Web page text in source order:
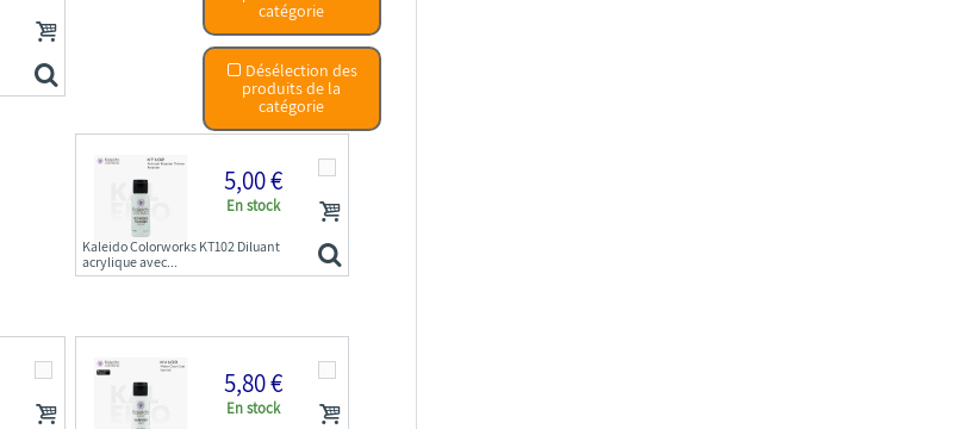
catégorie
Désélection des
produits de la
catégorie
5,00 €
En stock
Kaleido Colorworks KT102 Diluant
acrylique avec...
5,80 €
En stock